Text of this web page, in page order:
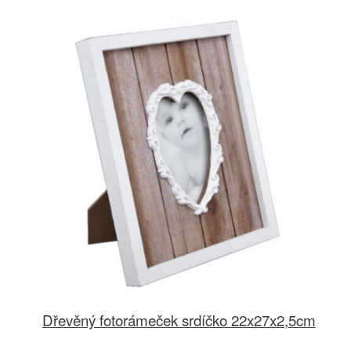
Dřevěný fotorámeček srdíčko 22x27x2,5cm